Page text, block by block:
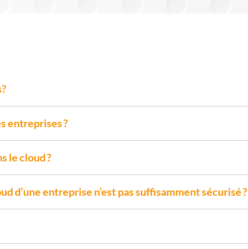
entreprises ?
le cloud ?
d’une entreprise n’est pas suffisamment sécurisé ?